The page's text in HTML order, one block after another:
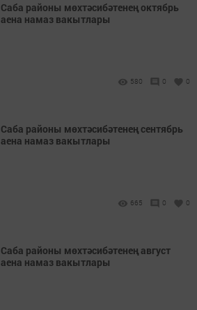
Саба районы мөхтәсибәтенең октябрь
аена намаз вакытлары
580 0 0
Саба районы мөхтәсибәтенең сентябрь
аена намаз вакытлары
665 0 0
Саба районы мөхтәсибәтенең август
аена намаз вакытлары